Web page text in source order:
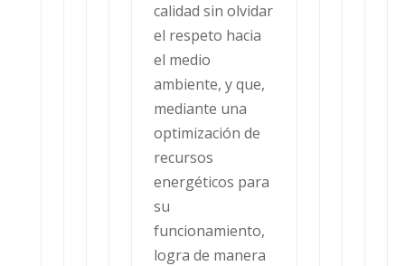
calidad sin olvidar
el respeto hacia
el medio
ambiente, y que,
mediante una
optimización de
recursos
energéticos para
su
funcionamiento,
logra de manera